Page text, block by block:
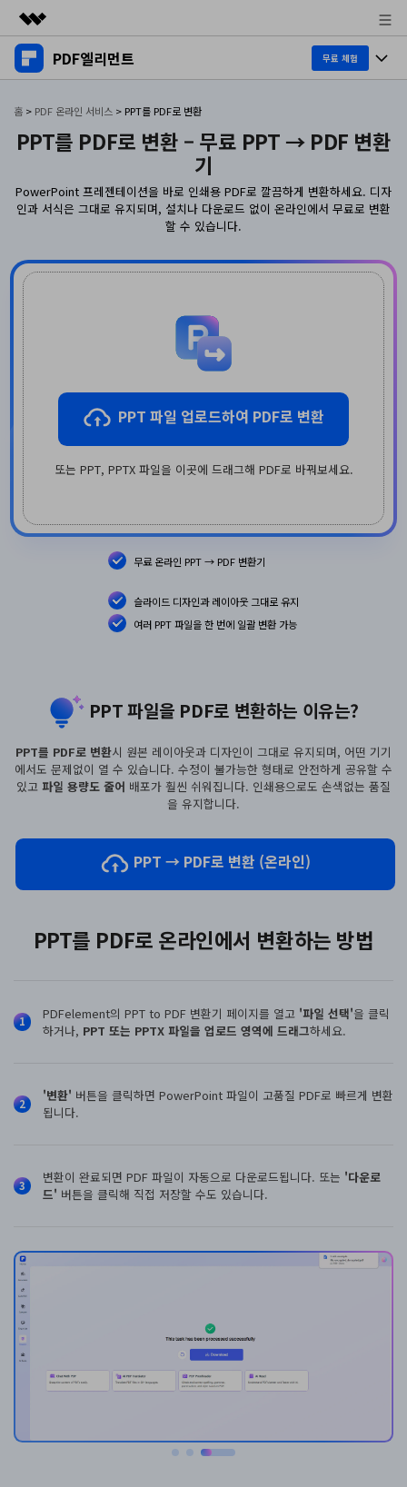
주요 제품
유틸리티
비즈니스
개요
회사 소개
뉴스룸
도움말 센터
PDF엘리먼트 무료 체험
제품 투어
데스크탑
Mac용
모바일 앱
클라우드
문서 클라우드
PDF 온라인 도구
PDF JPG 변환
PDF 병합
PDF 회전
제품 기능
교육용
PDF 주석 달기
개인용
PDF 변환
PDF 구성
PDF 폼
PDF 일괄 작업
PDF OCR
PDF 데이터 추출
PDF 전자 서명
AI PDF
이미지와 채팅하기
AI 콘텐츠 탐지기
AI PDF 재작성
문서와 채팅하기
AI 이미지 생성기
리소스
PDFelement 자료실
고객 지원
구독 취소
유튜브
무료 다운로드
홈 > PDF 온라인 서비스 > PPT를 PDF로 변환
PPT를 PDF로 변환 – 무료 PPT → PDF 변환
기
PowerPoint 프레젠테이션을 바로 인쇄용 PDF로 깔끔하게 변환하세요. 디자
인과 서식은 그대로 유지되며, 설치나 다운로드 없이 온라인에서 무료로 변환
할 수 있습니다.
PPT 파일 업로드하여 PDF로 변환
또는 PPT, PPTX 파일을 이곳에 드래그해 PDF로 바꿔보세요.
무료 온라인 PPT → PDF 변환기
슬라이드 디자인과 레이아웃 그대로 유지
여러 PPT 파일을 한 번에 일괄 변환 가능
PPT 파일을 PDF로 변환하는 이유는?
PPT를 PDF로 변환시 원본 레이아웃과 디자인이 그대로 유지되며, 어떤 기기
에서도 문제없이 열 수 있습니다. 수정이 불가능한 형태로 안전하게 공유할 수
있고 파일 용량도 줄어 배포가 훨씬 쉬워집니다. 인쇄용으로도 손색없는 품질
을 유지합니다.
PPT → PDF로 변환 (온라인)
PPT를 PDF로 온라인에서 변환하는 방법
1 PDFelement의 PPT to PDF 변환기 페이지를 열고 '파일 선택'을 클릭
하거나, PPT 또는 PPTX 파일을 업로드 영역에 드래그하세요.
2 '변환' 버튼을 클릭하면 PowerPoint 파일이 고품질 PDF로 빠르게 변환
됩니다.
3 변환이 완료되면 PDF 파일이 자동으로 다운로드됩니다. 또는 '다운로
드' 버튼을 클릭해 직접 저장할 수도 있습니다.